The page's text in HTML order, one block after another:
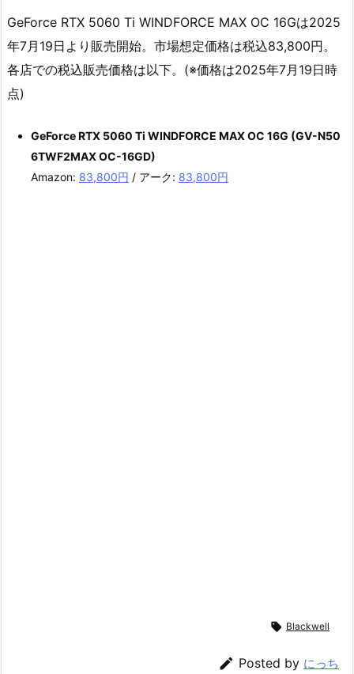
GeForce RTX 5060 Ti WINDFORCE MAX OC 16Gは2025
年7月19日より販売開始。市場想定価格は税込83,800円。
各店での税込販売価格は以下。(※価格は2025年7月19日時
点)
GeForce RTX 5060 Ti WINDFORCE MAX OC 16G (GV-N50
6TWF2MAX OC-16GD)
Amazon: 83,800円 / アーク: 83,800円
 Blackwell
 Posted by にっち